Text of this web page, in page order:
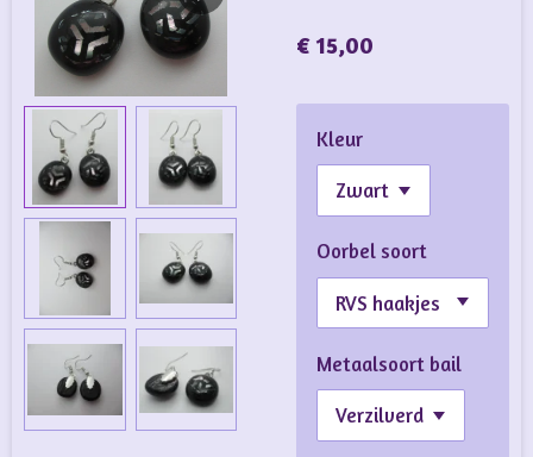
€ 15,00
Kleur
Oorbel soort
Metaalsoort bail